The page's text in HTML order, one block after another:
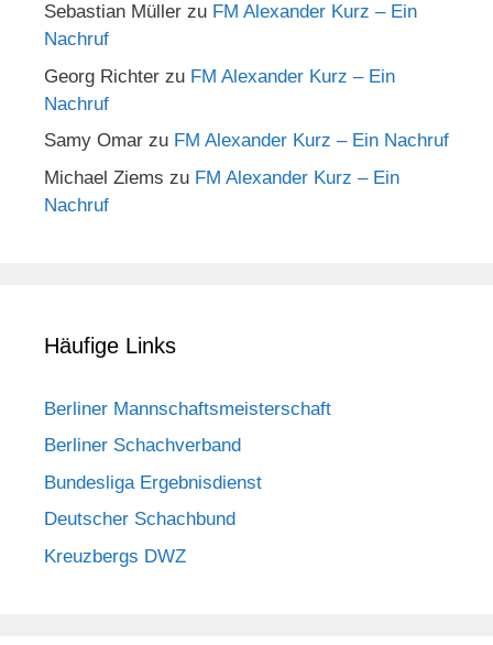
Sebastian Müller zu FM Alexander Kurz – Ein
Nachruf
Georg Richter zu FM Alexander Kurz – Ein
Nachruf
Samy Omar zu FM Alexander Kurz – Ein Nachruf
Michael Ziems zu FM Alexander Kurz – Ein
Nachruf
Häufige Links
Berliner Mannschaftsmeisterschaft
Berliner Schachverband
Bundesliga Ergebnisdienst
Deutscher Schachbund
Kreuzbergs DWZ